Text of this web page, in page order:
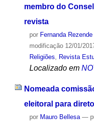
membro do
revista
por Fernanda Rezende
modificação12/01/
Religiões, Revista
Localizado em
Nomeada
eleitoral para
por Mauro Bellesa —